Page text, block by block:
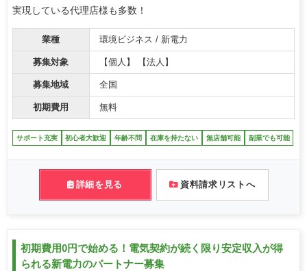
実現している代理店様も多数！
業種 環境ビジネス / 新電力
募集対象 【個人】 【法人】
募集地域 全国
初期費用 無料
サポート充実 初心者大歓迎 年齢不問 在庫を持たない 無店舗可能 副業でも可能
詳細を見る 資料請求リストへ
初期費用0円で始める！電気契約が続く限り安定収入が得
られる新電力のパートナー募集